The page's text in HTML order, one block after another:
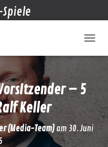
Spiele
– 5
Keller
(Media-Team)am 30. Juni